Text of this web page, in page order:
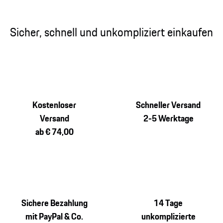
Sicher, schnell und unkompliziert einkaufen
Kostenloser
Versand
ab € 74,00
Schneller Versand
2-5 Werktage
Sichere Bezahlung
mit PayPal & Co.
14 Tage
unkomplizierte